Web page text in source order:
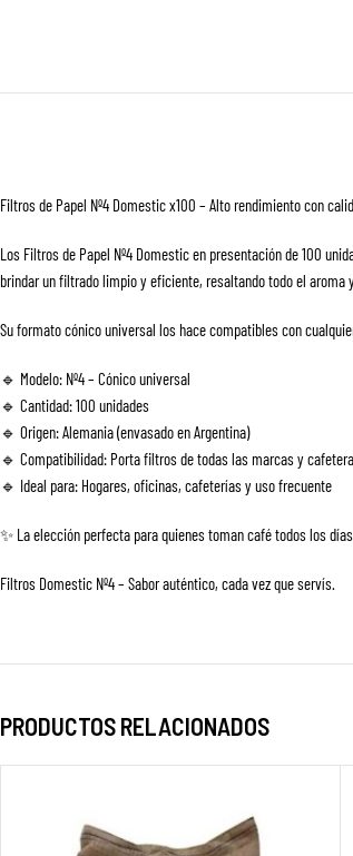
Filtros de Papel Nº4 Domestic x100 – Alto rendimiento con
Los Filtros de Papel Nº4 Domestic en presentación de 100
brindar un filtrado limpio y eficiente, resaltando todo el aroma
Su formato cónico universal los hace compatibles con
🔹 Modelo: Nº4 – Cónico universal
🔹 Cantidad: 100 unidades
🔹 Origen: Alemania (envasado en Argentina)
🔹 Compatibilidad: Porta filtros de todas las marcas y
🔹 Ideal para: Hogares, oficinas, cafeterías y uso frecuente
✨ La elección perfecta para quienes toman café todos los
Filtros Domestic Nº4 – Sabor auténtico, cada vez que servís.
PRODUCTOS RELACIONADOS